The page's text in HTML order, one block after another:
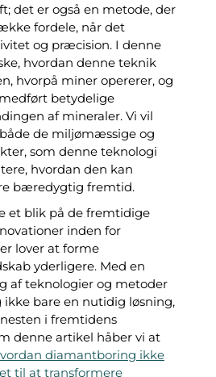
det er også en metode, der
fordele, når det
og præcision. I denne
hvordan denne teknik
hvorpå miner opererer, og
betydelige
af mineraler. Vi vil
de miljømæssige og
som denne teknologi
hvordan den kan
bæredygtig fremtid.
et blik på de fremtidige
inden for
lover at forme
yderligere. Med en
af teknologier og metoder
bare en nutidig løsning,
i fremtidens
denne artikel håber vi at
diamantboring ikke
til at transformere